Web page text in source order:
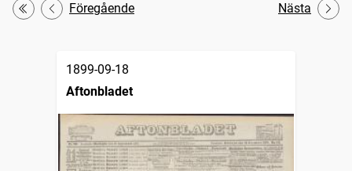
Första
Föregående Nästa
1899-09-18
Aftonbladet